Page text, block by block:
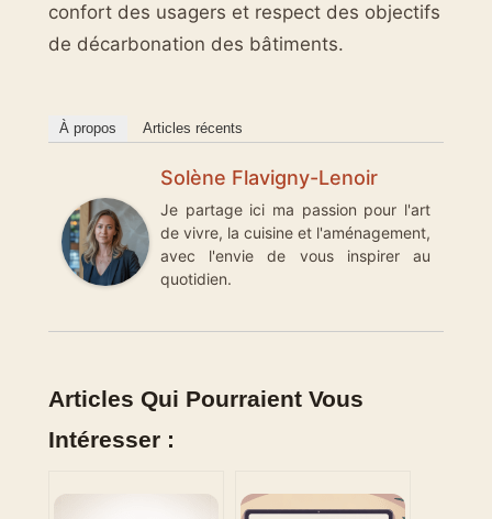
confort des usagers et respect des objectifs
de décarbonation des bâtiments.
À propos Articles récents
Solène Flavigny-Lenoir
Je partage ici ma passion pour l'art
de vivre, la cuisine et l'aménagement,
avec l'envie de vous inspirer au
quotidien.
Articles Qui Pourraient Vous
Intéresser :